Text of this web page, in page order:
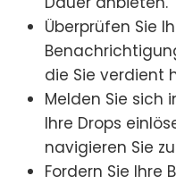
Überprüfen Sie
die Sie verdient
Melden Sie sich
Ihre Drops
navigieren Sie
Fordern Sie Ihre